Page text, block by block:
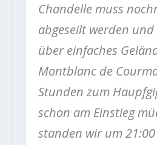
Chandelle muss
abgeseilt werden und
über einfaches
Montblanc de
Stunden zum
schon am Einstieg
standen wir um